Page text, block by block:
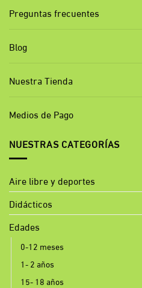
Preguntas frecuentes
Blog
Nuestra Tienda
Medios de Pago
NUESTRAS CATEGORÍAS
Aire libre y deportes
Didácticos
Edades
0-12 meses
1- 2 años
15- 18 años